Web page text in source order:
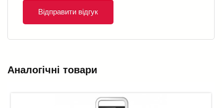
Відправити відгук
Аналогічні товари